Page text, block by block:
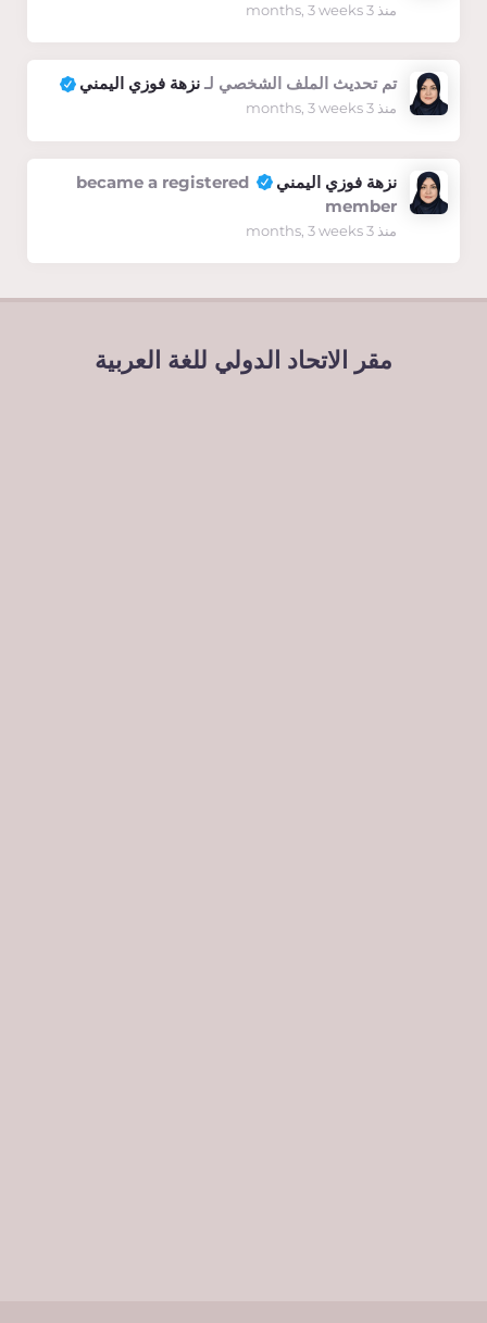
منذ 3 months, 3 weeks
تم تحديث الملف الشخصي لـنزهة فوزي اليمني
منذ 3 months, 3 weeks
نزهة فوزي اليمني
became a registered
member
منذ 3 months, 3 weeks
مقر الاتحاد الدولي للغة العربية